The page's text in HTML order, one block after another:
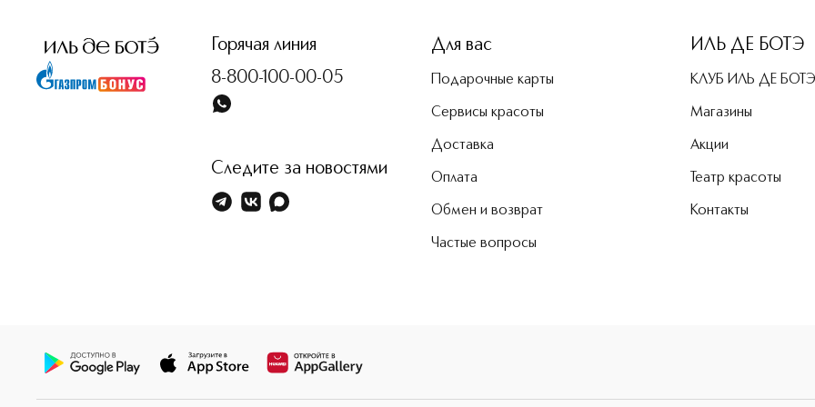
Горячая линия
8-800-100-00-05
Следите за новостями
Для вас
Подарочные карты
Сервисы красоты
Доставка
Оплата
Обмен и возврат
Частые вопросы
ИЛЬ ДЕ БОТЭ
КЛУБ ИЛЬ ДЕ БОТЭ
Магазины
Акции
Театр красоты
Контакты